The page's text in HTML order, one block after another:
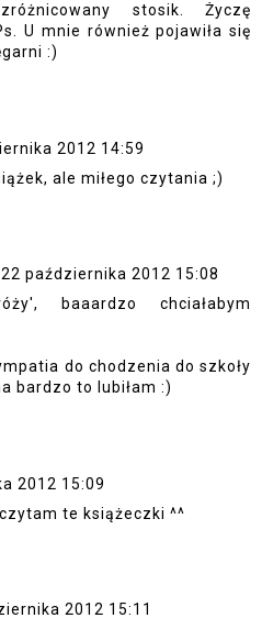
stosik. Życzę
U mnie również pojawiła się
:)
2012 14:59
ale miłego czytania ;)
22 października 2012 15:08
baaardzo chciałabym
do chodzenia do szkoły
bardzo to lubiłam :)
2012 15:09
te książeczki ^^
2012 15:11